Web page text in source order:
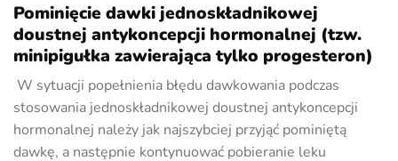
Pominięcie dawki jednoskładnikowej
doustnej antykoncepcji hormonalnej (tzw.
minipigułka zawierająca tylko progesteron)
W sytuacji popełnienia błędu dawkowania podczas
stosowania jednoskładnikowej doustnej antykoncepcji
hormonalnej należy jak najszybciej przyjąć pominiętą
dawkę, a następnie kontynuować pobieranie leku